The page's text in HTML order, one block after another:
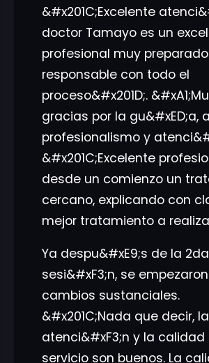
&#x201C;Excelente
doctor Tamayo es un
profesional muy
responsable con todo el
proceso&#x201D;.
gracias por la gu&#xED;a,
profesionalismo y
&#x201C;Excelente
desde un comienzo un
cercano, explicando con
mejor tratamiento a
Ya despu&#xE9;s de la
sesi&#xF3;n, se
cambios sustanciales.
&#x201C;Nada que decir, la
atenci&#xF3;n y la calidad
servicio son buenos. La